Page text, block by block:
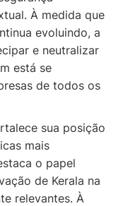
À medida que
evoluindo, a
e neutralizar
está se
de todos os
sua posição
mais
o papel
de Kerala na
relevantes. À